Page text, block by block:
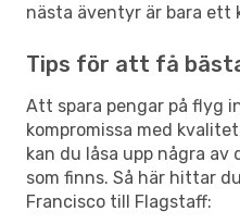
nästa äventyr är bara ett
Tips för att få
Att spara pengar på flyg
kompromissa med
kan du låsa upp några
som finns. Så här hittar
Francisco till Flagstaff: